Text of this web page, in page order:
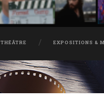
THÉÂTRE EXPOSITIONS &